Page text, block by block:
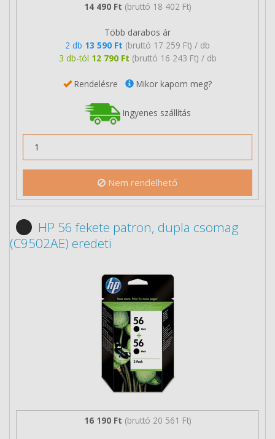
14 490 Ft (bruttó 18 402 Ft)
Több darabos ár
2 db 13 590 Ft (bruttó 17 259 Ft) / db
3 db-tól 12 790 Ft (bruttó 16 243 Ft) / db
Rendelésre Mikor kapom meg?
Ingyenes szállítás
Nem rendelhető
HP 56 fekete patron, dupla csomag
(C9502AE) eredeti
16 190 Ft (bruttó 20 561 Ft)